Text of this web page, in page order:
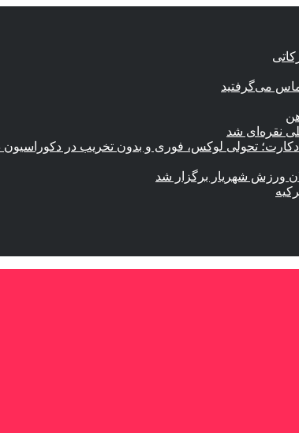
می‌گرفتید
نقره‌ای شد
دکارت؛ تحولی لوکس، فوری و بدون تخریب در دکوراسیون
ورزش شهریار برگزار شد